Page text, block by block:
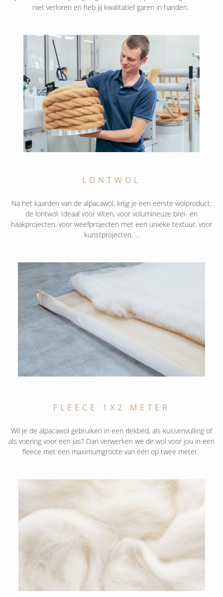
niet verloren en heb jij kwalitatief garen in handen.
LONTWOL
Na het kaarden van de alpacawol, krijg je een eerste wolproduct:
de lontwol. Ideaal voor vilten, voor volumineuze brei- en
haakprojecten, voor weefprojecten met een unieke textuur, voor
kunstprojecten, ...
FLEECE 1X2 METER
Wil je de alpacawol gebruiken in een dekbed, als kussenvulling of
als voering voor een jas? Dan verwerken we de wol voor jou in een
fleece met een maximumgroote van één op twee meter.